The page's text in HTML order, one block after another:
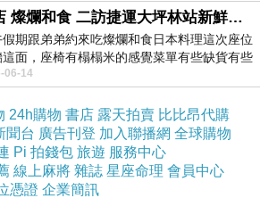
新店 燦爛和食 二訪捷運大坪林站新鮮美味日本料理
假期跟弟弟約來吃燦爛和食日本料理這次座位
這面，座椅有榻榻米的感覺菜單有些缺貨有些
房上方...
06-14
24h購物 書店 露天拍賣 比比昂代購
聞台 廣告刊登 加入聯播網 全球購物
Pi 拍錢包 旅遊 服務中心
線上麻將 雜誌 星座命理 會員中心
憑證 企業簡訊